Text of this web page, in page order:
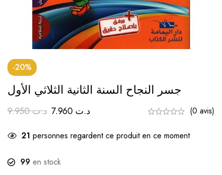
-20%
جسر النجاح السنة الثانية الثلاثي الأول
د.ت9.950 د.ت (0 avis)
21 personnes regardent ce produit en ce moment
99 en stock